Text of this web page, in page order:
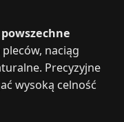
pleców, naciąg
Precyzyjne
wysoką celność